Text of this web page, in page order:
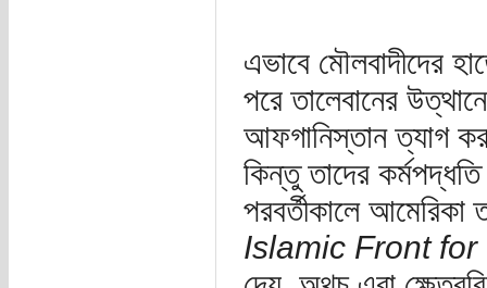
এভাবে মৌলবাদীদের
পরে তালেবানের
আফগানিস্তান ত্যাগ
কিন্তু তাদের
পরবর্তীকালে আমেরিকা
Islamic Front